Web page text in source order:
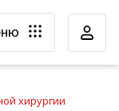
хирургии